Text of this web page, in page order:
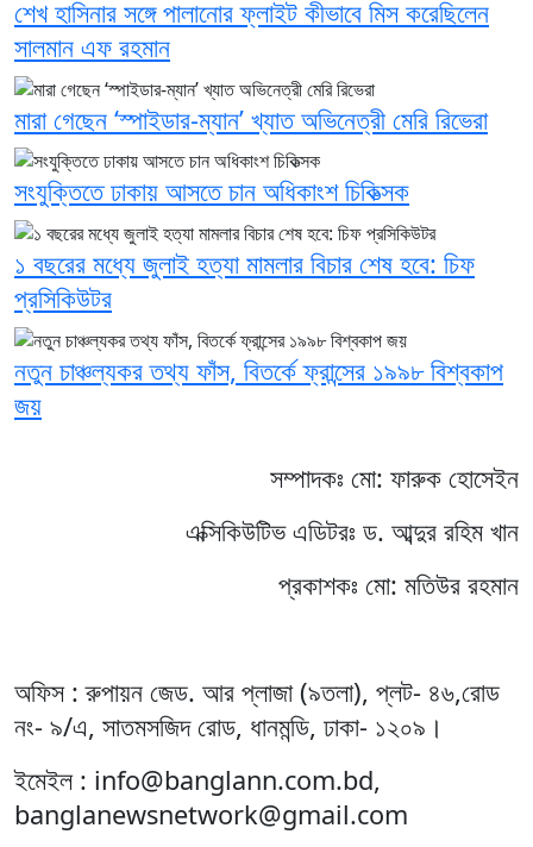
শেখ হাসিনার সঙ্গে পালানোর ফ্লাইট কীভাবে মিস করেছিলেন
সালমান এফ রহমান
মারা গেছেন ‘স্পাইডার-ম্যান’ খ্যাত অভিনেত্রী মেরি রিভেরা
সংযুক্তিতে ঢাকায় আসতে চান অধিকাংশ চিকিত্সক
১ বছরের মধ্যে জুলাই হত্যা মামলার বিচার শেষ হবে: চিফ
প্রসিকিউটর
নতুন চাঞ্চল্যকর তথ্য ফাঁস, বিতর্কে ফ্রান্সের ১৯৯৮ বিশ্বকাপ
জয়
সম্পাদকঃ মো: ফারুক হোসেইন
এক্সিকিউটিভ এডিটরঃ ড. আব্দুর রহিম খান
প্রকাশকঃ মো: মতিউর রহমান
অফিস : রুপায়ন জেড. আর প্লাজা (৯তলা), প্লট- ৪৬,রোড
নং- ৯/এ, সাতমসজিদ রোড, ধানমন্ডি, ঢাকা- ১২০৯।
ইমেইল : info@banglann.com.bd,
banglanewsnetwork@gmail.com